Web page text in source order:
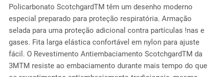
Policarbonato ScotchgardTM têm um desenho moderno
especial preparado para proteção respiratória. Armação
selada para uma proteção adicional contra partículas !nas e
gases. Fita larga elástica confortável em nylon para ajuste
fácil. O Revestimento Antiembaciamento ScotchgardTM da
3MTM resiste ao embaciamento durante mais tempo do que